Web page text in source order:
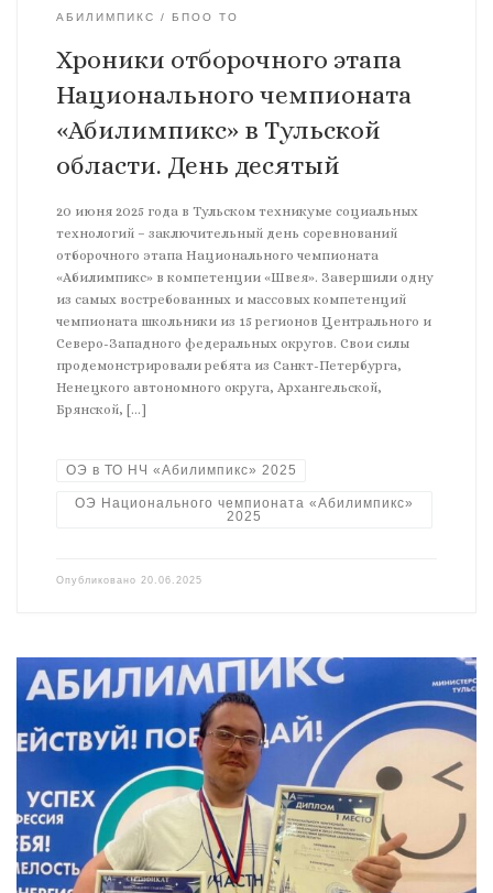
АБИЛИМПИКС БПОО ТО
Хроники отборочного этапа
Национального чемпионата
«Абилимпикс» в Тульской
области. День десятый
20 июня 2025 года в Тульском техникуме социальных
технологий – заключительный день соревнований
отборочного этапа Национального чемпионата
«Абилимпикс» в компетенции «Швея». Завершили одну
из самых востребованных и массовых компетенций
чемпионата школьники из 15 регионов Центрального и
Северо-Западного федеральных округов. Свои силы
продемонстрировали ребята из Санкт-Петербурга,
Ненецкого автономного округа, Архангельской,
Брянской, […]
ОЭ в ТО НЧ «Абилимпикс» 2025
ОЭ Национального чемпионата «Абилимпикс»
2025
Опубликовано 20.06.2025